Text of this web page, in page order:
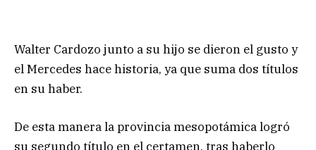
Walter Cardozo junto a su hijo se dieron el gusto y
el Mercedes hace historia, ya que suma dos títulos
en su haber.
De esta manera la provincia mesopotámica logró
su segundo título en el certamen, tras haberlo